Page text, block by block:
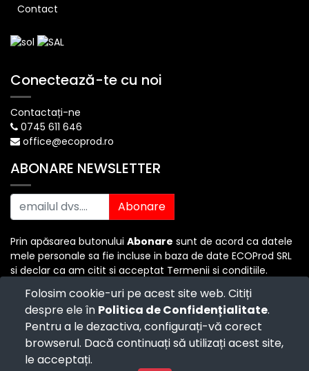
Folosim cookie-uri pe acest site web. Citiți
despre ele în Politica de Confidențialitate.
Pentru a le dezactiva, configurați-vă corect
browserul. Dacă continuați să utilizați acest site,
le acceptați.
Contact
Conectează-te cu noi
Contactați-ne
0745 611 646
office@ecoprod.ro
ABONARE NEWSLETTER
Abonare
Prin apăsarea butonului Abonare sunt de acord ca datele
mele personale sa fie incluse in baza de date ECOProd SRL
si declar ca am citit si acceptat Termenii si conditiile.
Copyright © ECO PROD SRL -Termenii si Conditiile
Politica de Confidențialitate -Consultanță juridică
Politica de retur -Cum cumpăr?
Powered by